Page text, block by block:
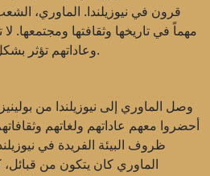
قرون في نيوزيلندا. الماوري، الشعب
مهماً في تاريخها وثقافتها ومجتمعها.
وعاداتهم تؤثر بشكل كبير على نيوزيلندا الحديثة.
أحضروا معهم عاداتهم ولغاتهم
ظروف البيئة الفريدة في
الماوري كان يتكون من قبائل،